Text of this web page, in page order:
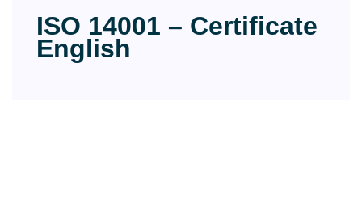
ISO 14001 – Certificate
English